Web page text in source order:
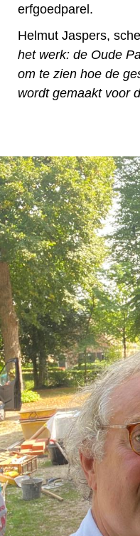
erfgoedparel.
Helmut Jaspers,
het werk: de Oude
om te zien hoe de
wordt gemaakt voor